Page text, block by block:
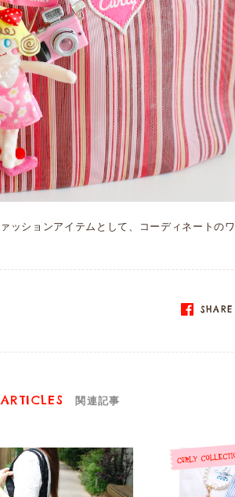
ッションアイテムとして、コーディネートの
SHARE
関連記事